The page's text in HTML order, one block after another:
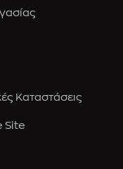
Καταστάσεις
Site